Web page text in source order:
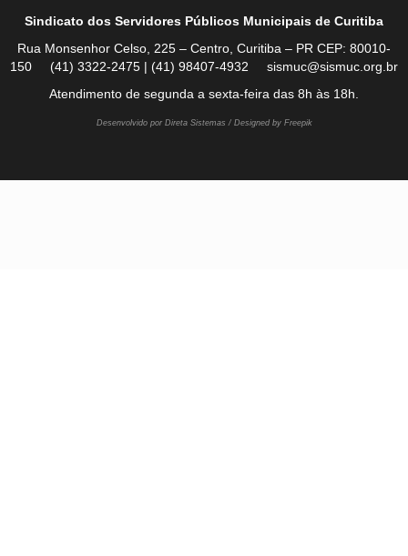
Sindicato dos Servidores Públicos Municipais de Curitiba
Rua Monsenhor Celso, 225 – Centro, Curitiba – PR CEP: 80010-
150 (41) 3322-2475 | (41) 98407-4932 sismuc@sismuc.org.br
Atendimento de segunda a sexta-feira das 8h às 18h.
Desenvolvido por Direta Sistemas / Designed by Freepik